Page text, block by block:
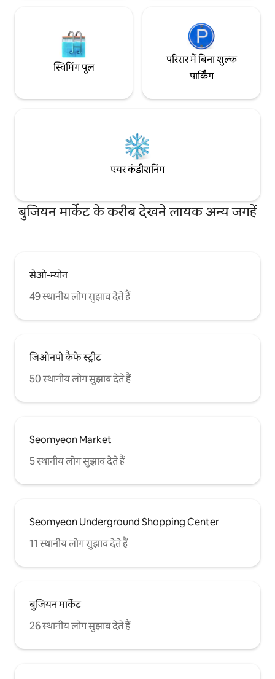
डाइनिंग टेबल,
सेट
स्विमिंग पूल
परिसर में बिना शुल्क
पार्किंग
एयर कंडीशनिंग
बुजियन मार्केट के करीब देखने लायक अन्य जगहें
सेओ-म्योन
49 स्थानीय लोग सुझाव देते हैं
जिओनपो कैफे स्ट्रीट
50 स्थानीय लोग सुझाव देते हैं
Seomyeon Market
5 स्थानीय लोग सुझाव देते हैं
Seomyeon Underground Shopping Center
11 स्थानीय लोग सुझाव देते हैं
बुजियन मार्केट
26 स्थानीय लोग सुझाव देते हैं